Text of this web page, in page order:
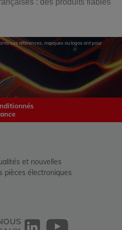
: des produits fiables
ces références, marques ou logos ont pour
et nouvelles
pièces électroniques